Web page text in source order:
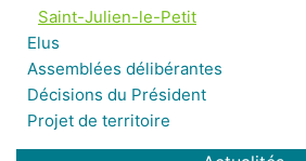
Saint-Julien-le-Petit
Elus
Assemblées délibérantes
Décisions du Président
Projet de territoire